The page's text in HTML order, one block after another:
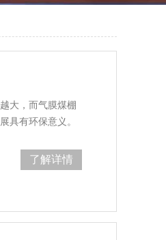
大，而气膜煤棚
具有环保意义。
了解详情